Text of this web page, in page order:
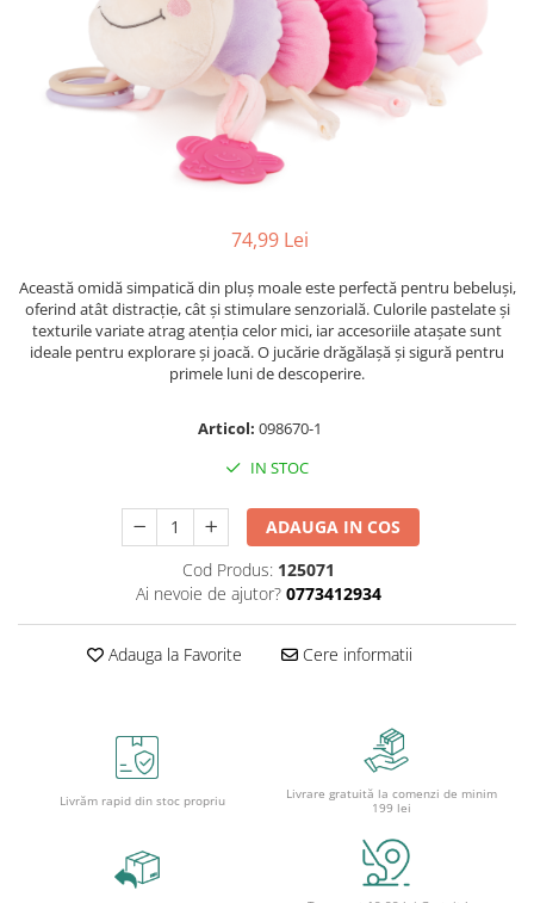
Ascutițori
Corectoare și lipici
Mine și rezerve
Cretă școlară și creativă
Carnete pentru elevi
Lupe și articole educative
Foarfece școlare
Globuri pământești
Cutii pentru depozitare
Caiete școlare și hârtie
Caiete dictando
Caiete matematică
Caiete muzică
Caiete foi veline
Rezerve pentru caiete
Vocabulare
Hârtie pentru lucru manual
74,99 Lei
Această omidă simpatică din pluș moale este perfectă pentru bebeluși,
oferind atât distracție, cât și stimulare senzorială. Culorile pastelate și
texturile variate atrag atenția celor mici, iar accesoriile atașate sunt
ideale pentru explorare și joacă. O jucărie drăgălașă și sigură pentru
primele luni de descoperire.
Articol: 098670-1
IN STOC
ADAUGA IN COS
Cod Produs: 125071
Ai nevoie de ajutor? 0773412934
Adauga la Favorite Cere informatii
Livrăm rapid din stoc propriu
Livrare gratuită la comenzi de minim
199 lei